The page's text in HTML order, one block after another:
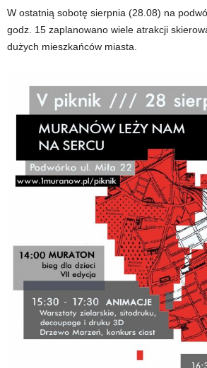
W ostatnią sobotę sierpnia (28.08) na
godz. 15 zaplanowano wiele atrakcji
dużych mieszkańców miasta.